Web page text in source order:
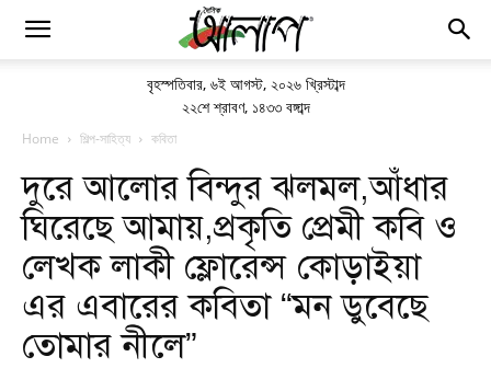
বৃহস্পতিবার, ৬ই আগস্ট, ২০২৬ খ্রিস্টাব্দ
২২শে শ্রাবণ, ১৪৩৩ বঙ্গাব্দ
Home শিল্প-সাহিত্য কবিতা
দুরে আলোর বিন্দুর ঝলমল,আঁধার
ঘিরেছে আমায়,প্রকৃতি প্রেমী কবি ও
লেখক লাকী ফ্লোরেন্স কোড়াইয়া
এর এবারের কবিতা “মন ডুবেছে
তোমার নীলে”